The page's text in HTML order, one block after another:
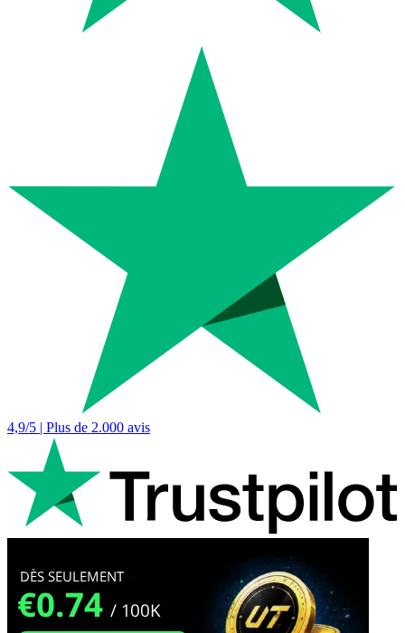
4,9/5 | Plus de 2.000 avis